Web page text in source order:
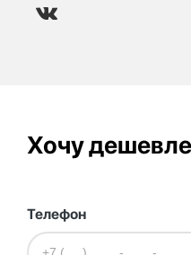
Хочу дешевле
Телефон